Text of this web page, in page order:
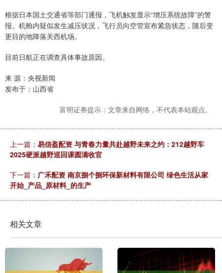
根据日本国土交通省等部门通报，飞机触发显示“增压系统故障”的警
报。机舱内疑似发生减压状况，飞行员向空管宣布紧急状态，随后变
更目的地降落关西机场。
目前日航正在调查具体事故原因。
来 源：央视新闻
发布于：山西省
富明证券提示：文章来自网络，不代表本站观点。
上一篇： 易信盈配资 与青春力量共赴越野未来之约：212越野车
2025硬派越野巡回课圆满收官
下一篇： 广禾配资 南京捌个捌环保新材料有限公司 绿色生活从家
开始_产品_原材料_的生产
相关文章